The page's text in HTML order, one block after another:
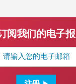
阅我们的电子报